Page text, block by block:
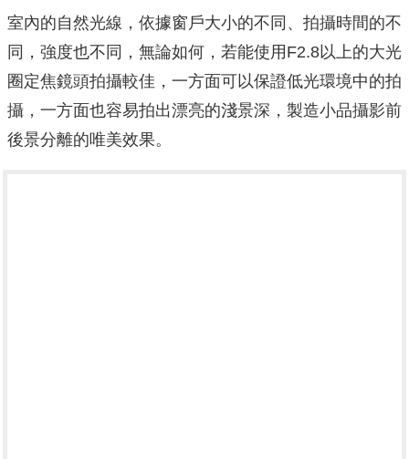
室內的自然光線，依據窗戶大小的不同、拍攝時間的不
同，強度也不同，無論如何，若能使用F2.8以上的大光
圈定焦鏡頭拍攝較佳，一方面可以保證低光環境中的拍
攝，一方面也容易拍出漂亮的淺景深，製造小品攝影前
後景分離的唯美效果。